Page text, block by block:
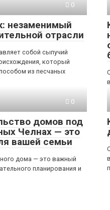
0
незаменимый
отрасли
собой сыпучий
который
из песчаных
0
домов под
Челнах — это
вашей семьи
дома — это важный
планирования и